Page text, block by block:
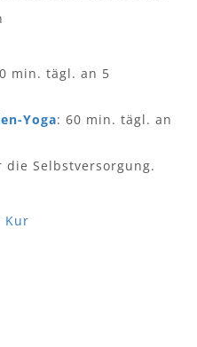
min. tägl. an 5
Yoga: 60 min. tägl. an
Selbstversorgung.
Kur